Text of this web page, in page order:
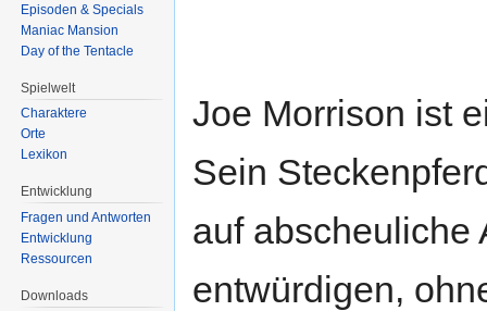
Joe Morrison ist
Sein
auf abscheuliche
entwürdigen,
Episoden & Specials
Maniac Mansion
Day of the Tentacle
Spielwelt
Charaktere
Orte
Lexikon
Entwicklung
Fragen und Antworten
Entwicklung
Ressourcen
Downloads